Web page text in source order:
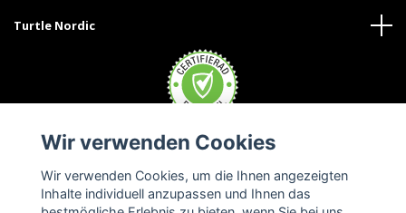
Turtle Nordic
Wir verwenden Cookies
Wir verwenden Cookies, um die Ihnen angezeigten
Inhalte individuell anzupassen und Ihnen das